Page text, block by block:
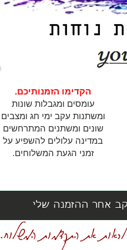
הקדימו הזמנותיכם.
עומסים ומגבלות שונות
ומשתנות עקב ימי חג ומצבים
שונים ומשתנים המתרחשים
במדינה עלולים להשפיע על
זמני הגעת המשלוחים.
אחר ההזמנה שלי
את התקדמות המשלוח.